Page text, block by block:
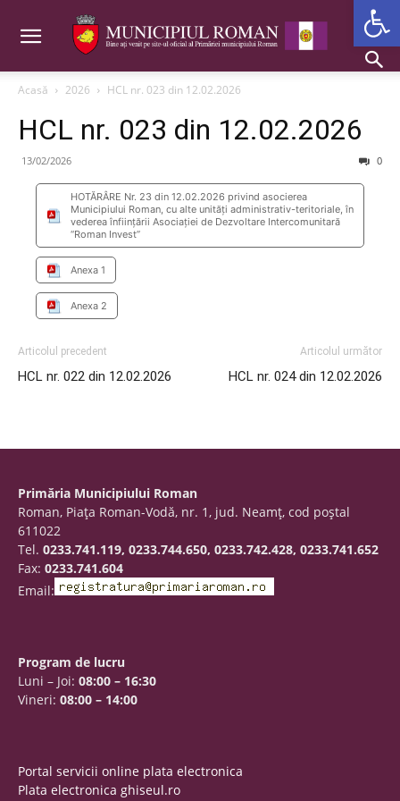
Acasă 2026 HCL nr. 023 din 12.02.2026
HCL nr. 023 din 12.02.2026
13/02/2026 0
HOTĂRÂRE Nr. 23 din 12.02.2026 privind asocierea
Municipiului Roman, cu alte unități administrativ-teritoriale, în
vederea înființării Asociației de Dezvoltare Intercomunitară
“Roman Invest”
Anexa 1
Anexa 2
Articolul precedent
HCL nr. 022 din 12.02.2026
Articolul următor
HCL nr. 024 din 12.02.2026
Primăria Municipiului Roman
Roman, Piaţa Roman-Vodă, nr. 1, jud. Neamţ, cod poştal
611022
Tel. 0233.741.119, 0233.744.650, 0233.742.428, 0233.741.652
Fax: 0233.741.604
Email:
Program de lucru
Luni – Joi: 08:00 – 16:30
Vineri: 08:00 – 14:00
Portal servicii online plata electronica
Plata electronica ghiseul.ro